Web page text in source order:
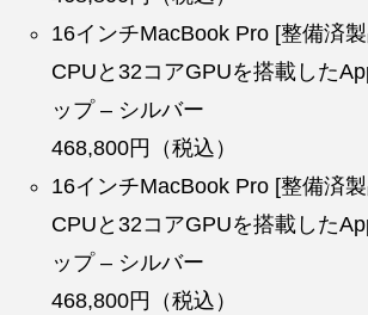
16インチMacBook Pro [整備済
CPUと32コアGPUを搭載した
ップ – シルバー
468,800円（税込）
16インチMacBook Pro [整備済
CPUと32コアGPUを搭載した
ップ – シルバー
468,800円（税込）